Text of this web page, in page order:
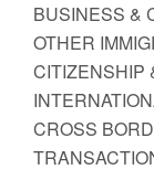
BUSINESS &
OTHER
CITIZENSHIP
CROSS